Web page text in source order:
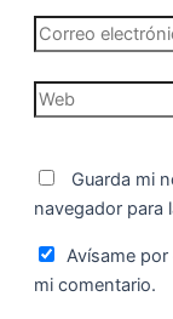
Correo
electrónico*
Web
Guarda mi
navegador para
Avísame
mi comentario.